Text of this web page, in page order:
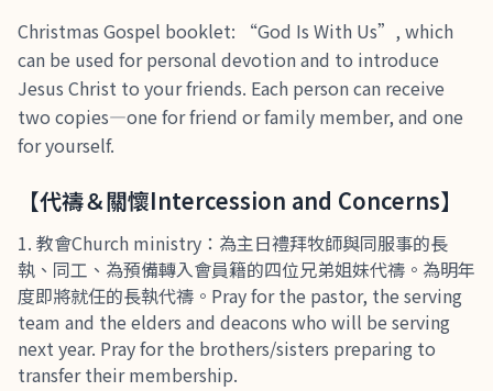
Christmas Gospel booklet: “God Is With Us”, which
can be used for personal devotion and to introduce
Jesus Christ to your friends. Each person can receive
two copies—one for friend or family member, and one
for yourself.
【代禱＆關懷Intercession and Concerns】
教會Church ministry：為主日禮拜牧師與同服事的長
執、同工、為預備轉入會員籍的四位兄弟姐妹代禱。為明年
度即將就任的長執代禱。Pray for the pastor, the serving
team and the elders and deacons who will be serving
next year. Pray for the brothers/sisters preparing to
transfer their membership.